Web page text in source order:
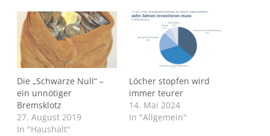
Die „Schwarze Null“ –
ein unnötiger
Bremsklotz
27. August 2019
In "Haushalt"
Löcher stopfen wird
immer teurer
14. Mai 2024
In "Allgemein"